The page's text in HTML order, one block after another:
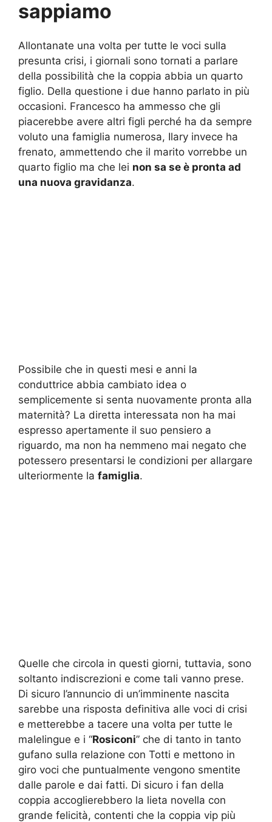
sappiamo
Allontanate una volta per tutte le voci sulla
presunta crisi, i giornali sono tornati a parlare
della possibilità che la coppia abbia un quarto
figlio. Della questione i due hanno parlato in più
occasioni. Francesco ha ammesso che gli
piacerebbe avere altri figli perché ha da sempre
voluto una famiglia numerosa, Ilary invece ha
frenato, ammettendo che il marito vorrebbe un
quarto figlio ma che lei non sa se è pronta ad
una nuova gravidanza.
Possibile che in questi mesi e anni la
conduttrice abbia cambiato idea o
semplicemente si senta nuovamente pronta alla
maternità? La diretta interessata non ha mai
espresso apertamente il suo pensiero a
riguardo, ma non ha nemmeno mai negato che
potessero presentarsi le condizioni per allargare
ulteriormente la famiglia.
Quelle che circola in questi giorni, tuttavia, sono
soltanto indiscrezioni e come tali vanno prese.
Di sicuro l’annuncio di un’imminente nascita
sarebbe una risposta definitiva alle voci di crisi
e metterebbe a tacere una volta per tutte le
malelingue e i “Rosiconi” che di tanto in tanto
gufano sulla relazione con Totti e mettono in
giro voci che puntualmente vengono smentite
dalle parole e dai fatti. Di sicuro i fan della
coppia accoglierebbero la lieta novella con
grande felicità, contenti che la coppia vip più